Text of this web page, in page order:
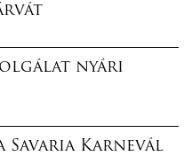
nyári
Savaria Karnevál